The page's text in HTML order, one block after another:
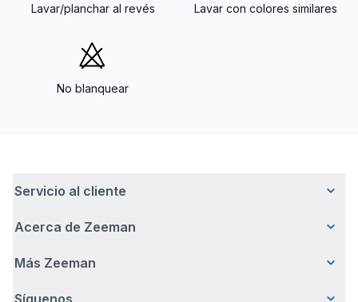
Lavar/planchar al revés Lavar con colores similares
No blanquear
Servicio al cliente
Preguntas frecuentes
Entrega
Acerca de Zeeman
Quiénes somos
Más Zeeman
Síguenos